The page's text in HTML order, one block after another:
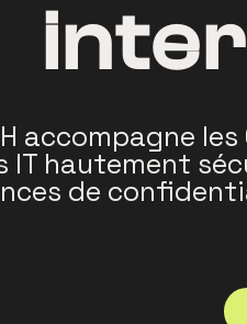
accompagne
IT hautement
de